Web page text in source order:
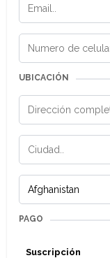
UBICACIÓN
PAGO
Suscripción